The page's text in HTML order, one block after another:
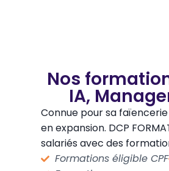
Nos
IA,
Connue pour sa
en expansion. DCP
salariés avec des
Formations éligible CPF